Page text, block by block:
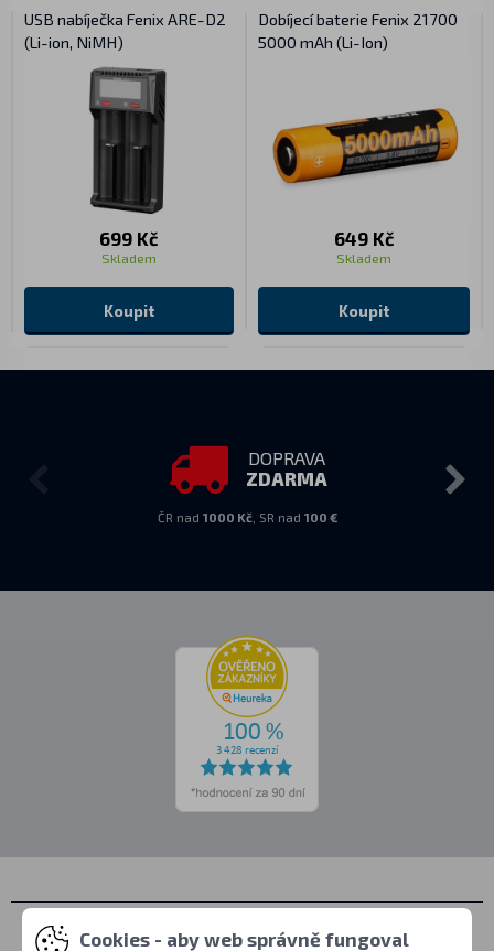
USB nabíječka Fenix ARE-D2
(Li-ion, NiMH)
699 Kč
Skladem
Koupit
Dobíjecí baterie Fenix 21700
5000 mAh (Li-Ion)
649 Kč
Skladem
Koupit
DOPRAVA
ZDARMA
ČR nad 1000 Kč, SR nad 100 €
KontaktyCookies - aby web správně fungoval